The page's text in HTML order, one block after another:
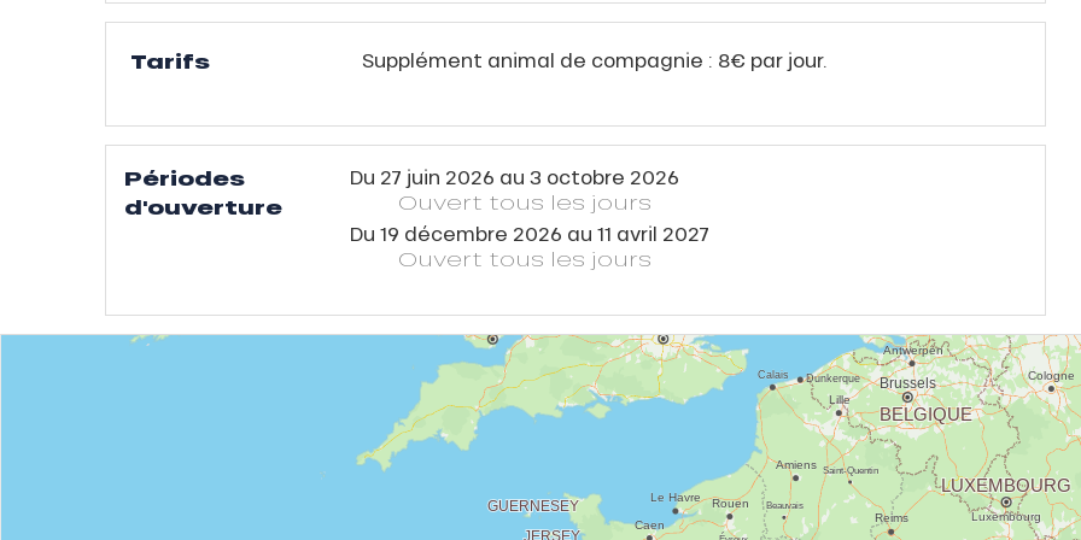
Tarifs Supplément animal de compagnie : 8€ par jour.
Périodes
d'ouverture
Du 27 juin 2026 au 3 octobre 2026
Ouvert tous les jours
Du 19 décembre 2026 au 11 avril 2027
Ouvert tous les jours